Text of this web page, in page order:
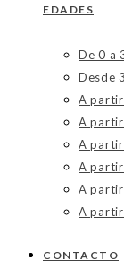
EDADES
De 0 a
Desde
A
A
A
A
A
A
CONTACTO